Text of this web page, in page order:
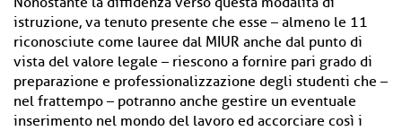
istruzione, va tenuto presente che esse – almeno le 11
riconosciute come lauree dal MIUR anche dal punto di
vista del valore legale – riescono a fornire pari grado di
preparazione e professionalizzazione degli studenti che –
nel frattempo – potranno anche gestire un eventuale
inserimento nel mondo del lavoro ed accorciare così i